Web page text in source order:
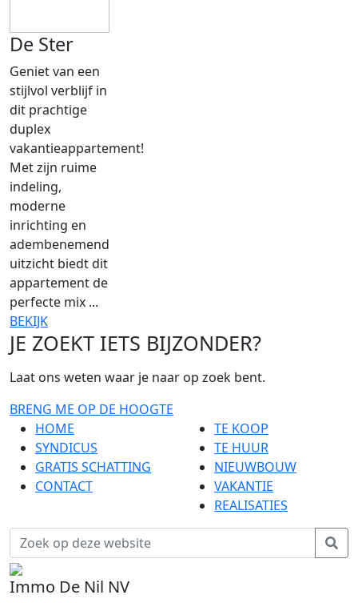
De Ster
Geniet van een
stijlvol verblijf in
dit prachtige
duplex
vakantieappartement!
Met zijn ruime
indeling,
moderne
inrichting en
adembenemend
uitzicht biedt dit
appartement de
perfecte mix ...
BEKIJK
JE ZOEKT IETS BIJZONDER?
Laat ons weten waar je naar op zoek bent.
BRENG ME OP DE HOOGTE
Immo De Nil NV
HOME
SYNDICUS
GRATIS SCHATTING
CONTACT
TE KOOP
TE HUUR
NIEUWBOUW
VAKANTIE
REALISATIES